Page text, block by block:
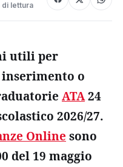
di lettura
utili per
o
ATA24
2026/27.
Online sono
del 19 maggio